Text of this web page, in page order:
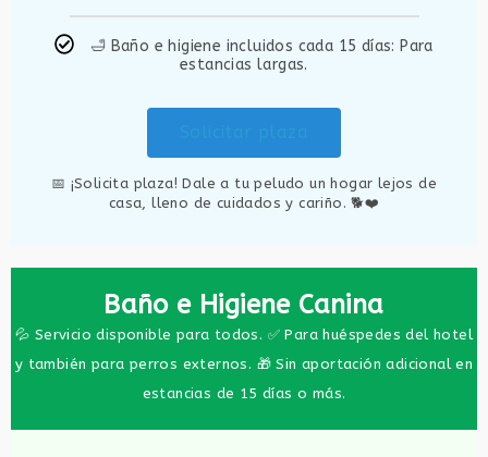
🛁 Baño e higiene incluidos cada 15 días: Para
estancias largas.
📅 ¡Solicita plaza! Dale a tu peludo un hogar lejos de
casa, lleno de cuidados y cariño. 🐕❤️
Baño e Higiene Canina
💦 Servicio disponible para todos. ✅ Para huéspedes del hotel
y también para perros externos. 🎁 Sin aportación adicional en
estancias de 15 días o más.